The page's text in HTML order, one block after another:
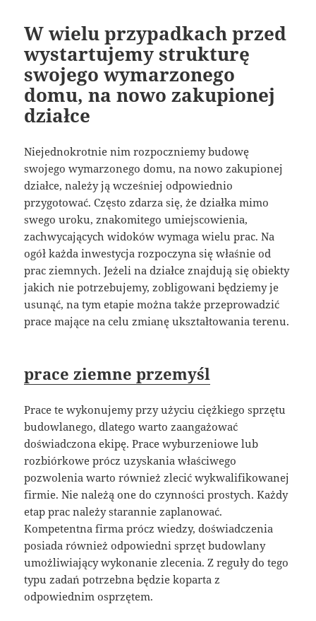
W wielu przypadkach przed
wystartujemy strukturę
swojego wymarzonego
domu, na nowo zakupionej
działce
Niejednokrotnie nim rozpoczniemy budowę
swojego wymarzonego domu, na nowo zakupionej
działce, należy ją wcześniej odpowiednio
przygotować. Często zdarza się, że działka mimo
swego uroku, znakomitego umiejscowienia,
zachwycających widoków wymaga wielu prac. Na
ogół każda inwestycja rozpoczyna się właśnie od
prac ziemnych. Jeżeli na działce znajdują się obiekty
jakich nie potrzebujemy, zobligowani będziemy je
usunąć, na tym etapie można także przeprowadzić
prace mające na celu zmianę ukształtowania terenu.
prace ziemne przemyśl
Prace te wykonujemy przy użyciu ciężkiego sprzętu
budowlanego, dlatego warto zaangażować
doświadczona ekipę. Prace wyburzeniowe lub
rozbiórkowe prócz uzyskania właściwego
pozwolenia warto również zlecić wykwalifikowanej
firmie. Nie należą one do czynności prostych. Każdy
etap prac należy starannie zaplanować.
Kompetentna firma prócz wiedzy, doświadczenia
posiada również odpowiedni sprzęt budowlany
umożliwiający wykonanie zlecenia. Z reguły do tego
typu zadań potrzebna będzie koparta z
odpowiednim osprzętem.